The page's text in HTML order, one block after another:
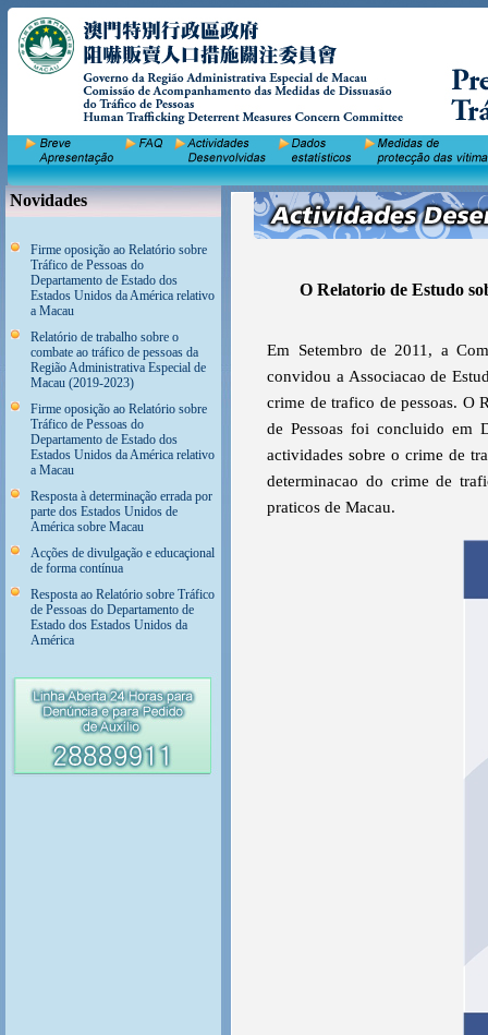
Novidades
Firme oposição ao Relatório sobre
Tráfico de Pessoas do
Departamento de Estado dos
Estados Unidos da América relativo
a Macau
Relatório de trabalho sobre o
combate ao tráfico de pessoas da
Região Administrativa Especial de
Macau (2019-2023)
Firme oposição ao Relatório sobre
Tráfico de Pessoas do
Departamento de Estado dos
Estados Unidos da América relativo
a Macau
Resposta à determinação errada por
parte dos Estados Unidos de
América sobre Macau
Acções de divulgação e educaçional
de forma contínua
Resposta ao Relatório sobre Tráfico
de Pessoas do Departamento de
Estado dos Estados Unidos da
América
O Relatorio de Estudo
Em Setembro de 2011, a
convidou a Associacao de
crime de trafico de pessoas. O
de Pessoas foi concluido em
actividades sobre o crime de
determinacao do crime de
praticos de Macau.